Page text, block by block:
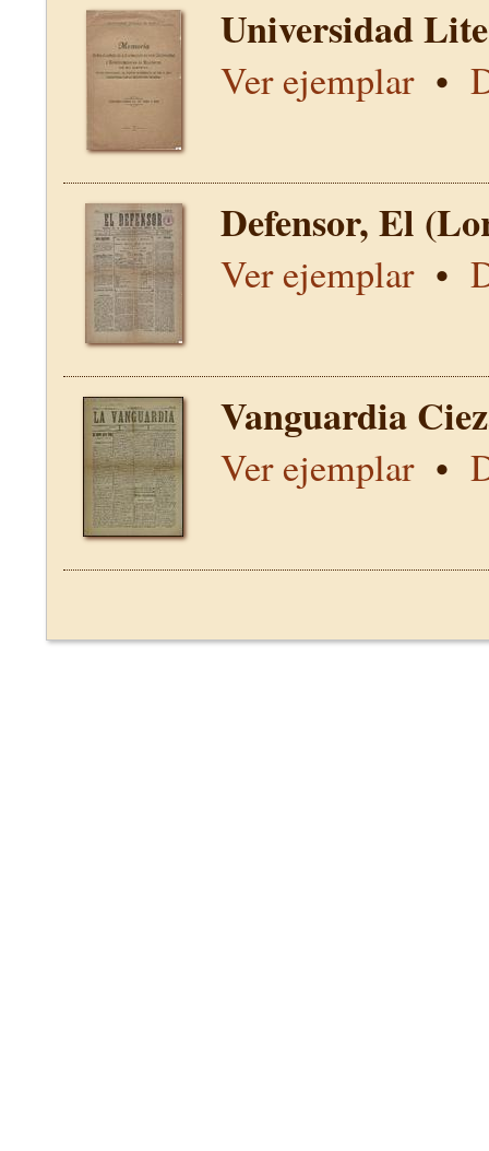
Universidad
Ver ejemplar•
Defensor, El
Ver ejemplar•
Vanguardia
Ver ejemplar•